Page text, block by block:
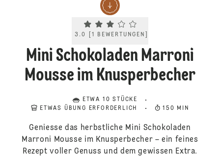
Current rating 3.0. Click to rate.
3.0 1 BEWERTUNGEN
Mini Schokoladen Marroni
Mousse im Knusperbecher
ETWA 10 STÜCKE
ETWAS ÜBUNG ERFORDERLICH
150 MIN
Geniesse das herbstliche Mini Schokoladen
Marroni Mousse im Knusperbecher – ein feines
Rezept voller Genuss und dem gewissen Extra.